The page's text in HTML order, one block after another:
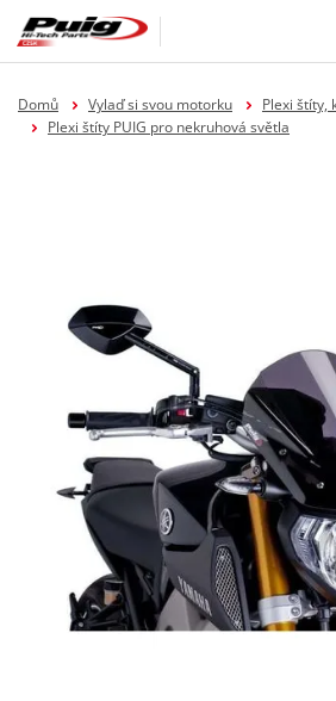
Domů Vylaď si svou motorku
Plexi štíty,
Plexi štíty PUIG pro nekruhová světla